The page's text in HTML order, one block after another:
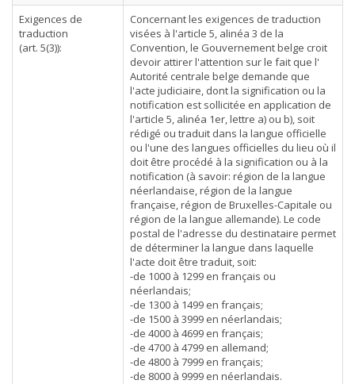
Exigences de
traduction
(art. 5(3)):
Concernant les exigences de traduction
visées à l'article 5, alinéa 3 de la
Convention, le Gouvernement belge croit
devoir attirer l'attention sur le fait que l'
Autorité centrale belge demande que
l'acte judiciaire, dont la signification ou la
notification est sollicitée en application de
l'article 5, alinéa 1er, lettre a) ou b), soit
rédigé ou traduit dans la langue officielle
ou l'une des langues officielles du lieu où il
doit être procédé à la signification ou à la
notification (à savoir: région de la langue
néerlandaise, région de la langue
française, région de Bruxelles-Capitale ou
région de la langue allemande). Le code
postal de l'adresse du destinataire permet
de déterminer la langue dans laquelle
l'acte doit être traduit, soit:
-de 1000 à 1299 en français ou
néerlandais;
-de 1300 à 1499 en français;
-de 1500 à 3999 en néerlandais;
-de 4000 à 4699 en français;
-de 4700 à 4799 en allemand;
-de 4800 à 7999 en français;
-de 8000 à 9999 en néerlandais.